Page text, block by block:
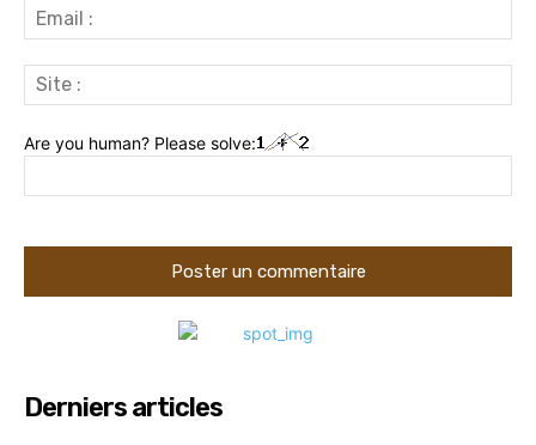
:
:
Are you human? Please solve:
Derniers articles